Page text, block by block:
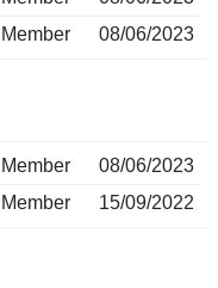
08/06/2023
08/06/2023
15/09/2022